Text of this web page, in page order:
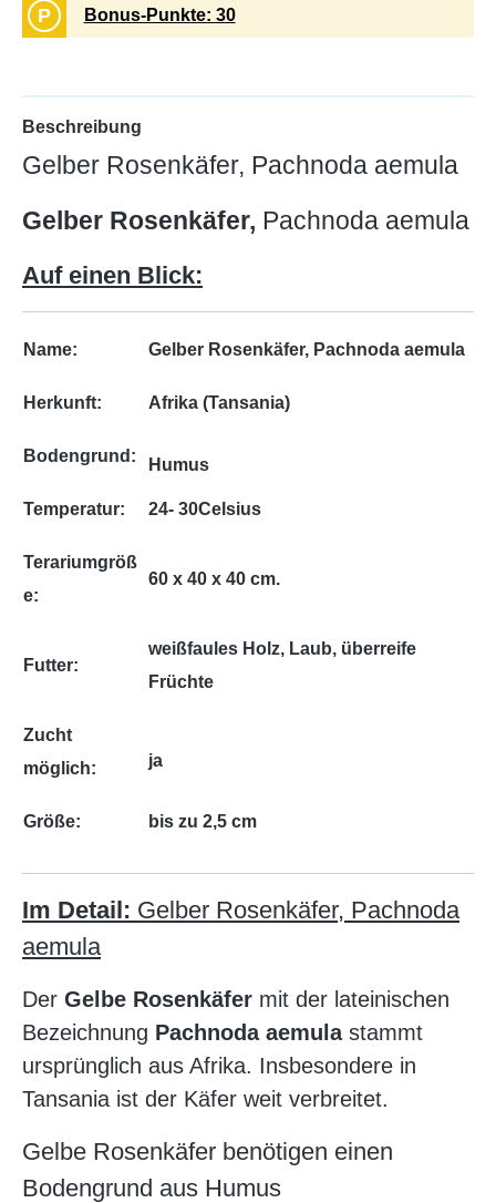
P Bonus-Punkte: 30
Beschreibung
Gelber Rosenkäfer, Pachnoda aemula
Gelber Rosenkäfer, Pachnoda aemula
Auf einen Blick:
Name: Gelber Rosenkäfer, Pachnoda aemula
Herkunft: Afrika (Tansania)
Bodengrund: Humus
Temperatur: 24- 30Celsius
Terariumgröß
e:
60 x 40 x 40 cm.
Futter:
weißfaules Holz, Laub, überreife
Früchte
Zucht
möglich:
ja
Größe: bis zu 2,5 cm
Im Detail: Gelber Rosenkäfer, Pachnoda
aemula
Der Gelbe Rosenkäfer mit der lateinischen
Bezeichnung Pachnoda aemulastammt
ursprünglich aus Afrika. Insbesondere in
Tansania ist der Käfer weit verbreitet.
Gelbe Rosenkäfer benötigen einen
Bodengrund aus Humus